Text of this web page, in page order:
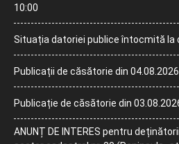
10:00
Situația datoriei publice întocmită la
Publicații de căsătorie din 04.08.2026
Publicație de căsătorie din
ANUNȚ DE INTERES pentru